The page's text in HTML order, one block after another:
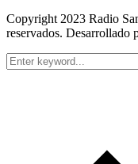
Copyright 2023 Radio
reservados. Desarrollado